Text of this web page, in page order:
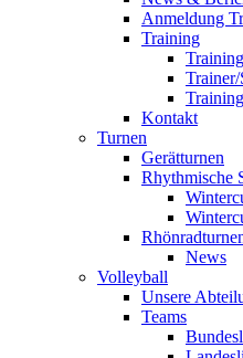
Anmeldung
Training
Kontakt
Turnen
Gerätturnen
Rhythmische
News
Volleyball
Unsere
Teams